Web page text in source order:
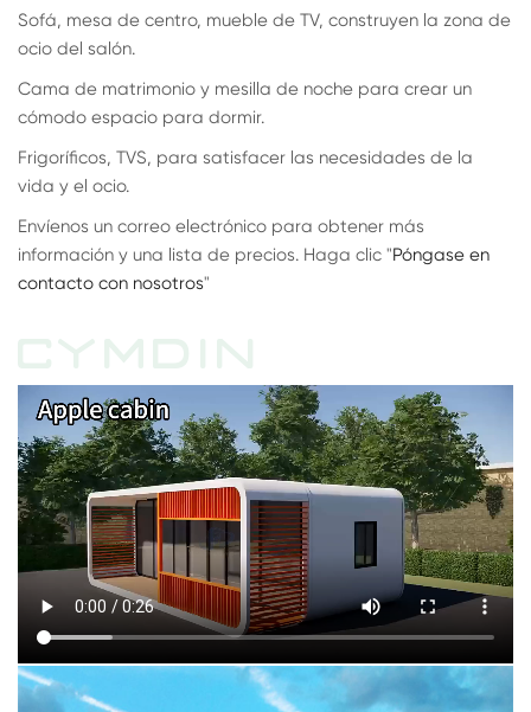
Sofá, mesa de centro, mueble de TV, construyen la zona de
ocio del salón.
Cama de matrimonio y mesilla de noche para crear un
cómodo espacio para dormir.
Frigoríficos, TVS, para satisfacer las necesidades de la
vida y el ocio.
Envíenos un correo electrónico para obtener más
información y una lista de precios. Haga clic "Póngase en
contacto con nosotros"